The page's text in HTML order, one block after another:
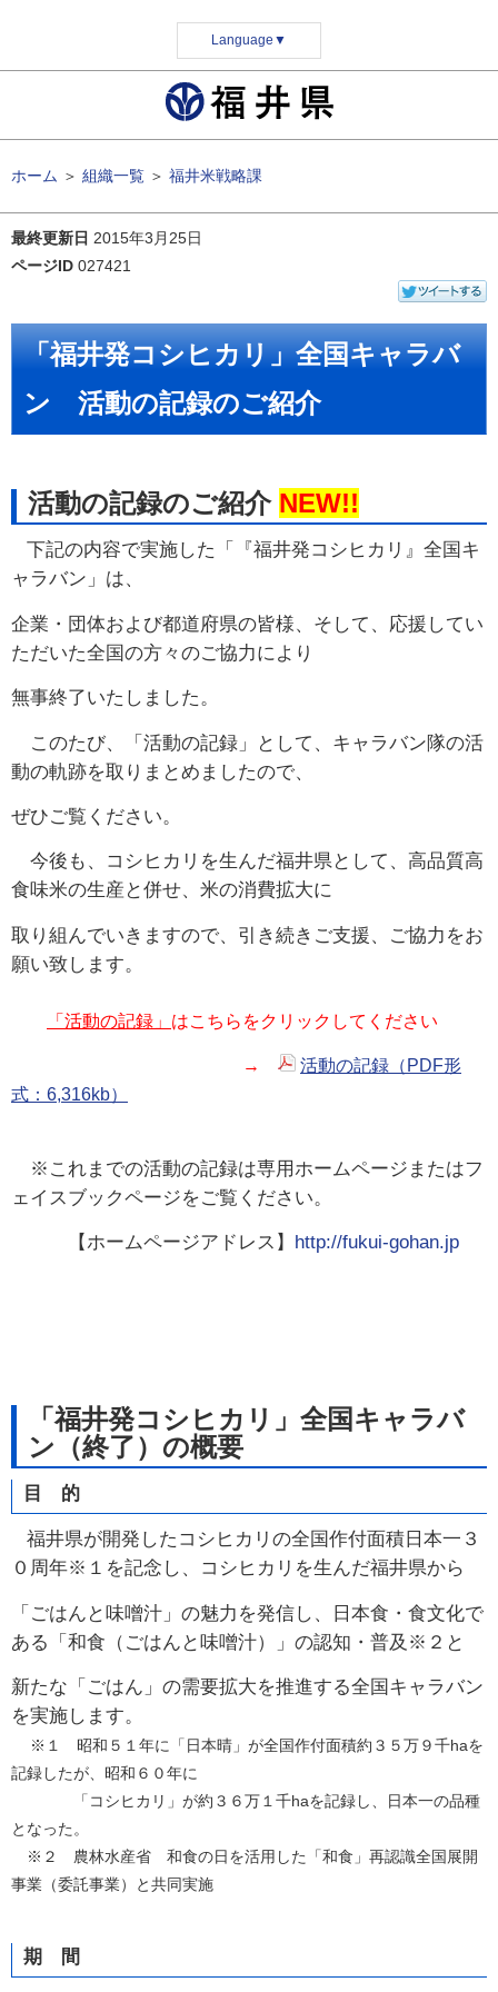
Language ▼
ホーム ＞ 組織一覧 ＞ 福井米戦略課
最終更新日 2015年3月25日
ページID 027421
「福井発コシヒカリ」全国キャラバ
ン 活動の記録のご紹介
活動の記録のご紹介 NEW!!
下記の内容で実施した「『福井発コシヒカリ』全国キ
ャラバン」は、
企業・団体および都道府県の皆様、 そして、応援してい
ただいた全国の方々のご協力により
無事終了いたしました。
このたび、「活動の記録」として、キャラバン隊の活
動の軌跡を取りまとめましたので、
ぜひご覧ください。
今後も、コシヒカリを生んだ福井県として、高品質高
食味米の生産と併せ、米の消費拡大に
取り組んでいきますので、 引き続きご支援、ご協力をお
願い致します。
「活動の記録」 はこちらをクリックしてください
→
活動の記録（PDF形
式：6,316kb）
※これまでの活動の記録は専用ホームページまたはフ
ェイスブックページをご覧ください。
【ホームページアドレス】 http://fukui-gohan.jp
「福井発コシヒカリ」全国キャラバ
ン（終了）の概要
目 的
福井県が開発したコシヒカリの全国作付面積日本一３
０周年※１を記念し、コシヒカリを生んだ福井県から
「ごはんと味噌汁」の魅力を発信し、日本食・食文化で
ある「和食（ごはんと味噌汁）」の認知・普及※２と
新たな「ごはん」の需要拡大を推進する全国キャラバン
を実施します。
※１ 昭和５１年に「日本晴」が全国作付面積約３５万９千haを
記録したが、昭和６０年に
「コシヒカリ」が約３６万１千haを記録し、日本一の品種
となった。
※２ 農林水産省 和食の日を活用した「和食」再認識全国展開
事業（委託事業）と共同実施
期 間